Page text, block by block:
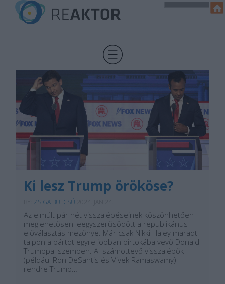
Ki lesz Trump örököse?
ZSIGA BULCSÚ
Az elmúlt pár hét visszalépéseinek köszönhetően
meglehetősen leegyszerűsödött a republikánus
előválasztás mezőnye. Már csak Nikki Haley maradt
talpon a pártot egyre jobban birtokába vevő Donald
Trumppal szemben. A számottevő visszalépők
(például Ron DeSantis és Vivek Ramaswamy)
rendre Trump…